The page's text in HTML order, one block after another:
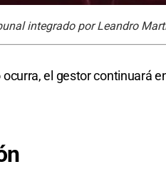
integrado por Leandro
el gestor continuará